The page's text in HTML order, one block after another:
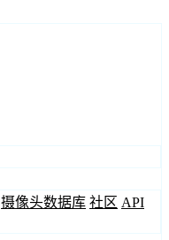
摄像头数据库 社区 API